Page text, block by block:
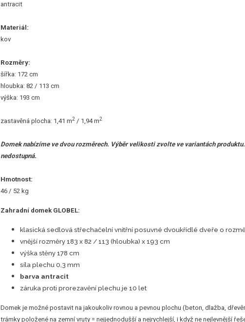
antracit
Materiál:
kov
Rozměry:
šířka: 172 cm
hloubka: 82 / 113 cm
výška: 193 cm
zastavěná plocha: 1,41 m2 / 1,94 m2
Domek nabízíme ve dvou rozměrech. Výběr velikosti zvolte ve variantách
nedostupná.
Hmotnost:
46 / 52 kg
Zahradní domek GLOBEL:
klasická sedlová střechačelní vnitřní posuvné dvoukřídlé dveře o
vnější rozměry 183 x 82 / 113 (hloubka) x 193 cm
výška stěny 178 cm
síla plechu 0,3 mm
barva antracit
záruka proti prorezavění plechu je 10 let
Domek je možné postavit na jakoukoliv rovnou a pevnou plochu (beton, dlažba,
trámky položené na zemní vruty = nejjednodušší a nejrychlejší, i když ne nejlevnější